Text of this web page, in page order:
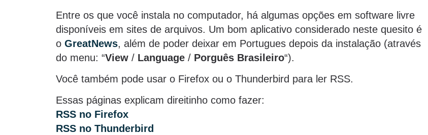
Entre os que você instala no computador, há algumas opções em software livre
disponíveis em sites de arquivos. Um bom aplicativo considerado neste quesito é
o GreatNews, além de poder deixar em Portugues depois da instalação (através
do menu: “View / Language / Porguês Brasileiro“).
Você também pode usar o Firefox ou o Thunderbird para ler RSS.
Essas páginas explicam direitinho como fazer:
RSS no Firefox
RSS no Thunderbird